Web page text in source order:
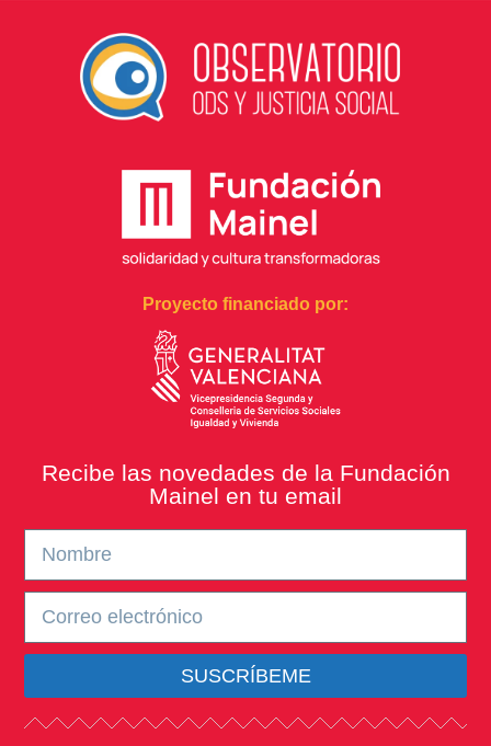
Proyecto financiado por:
Recibe las novedades de la Fundación
Mainel en tu email
SUSCRÍBEME